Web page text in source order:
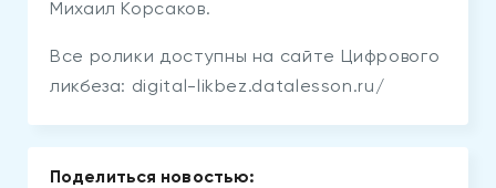
Михаил Корсаков.
Все ролики доступны на сайте Цифрового
ликбеза: digital-likbez.datalesson.ru/
Поделиться новостью: